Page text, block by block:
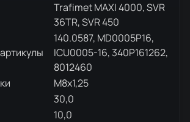
Trafimet MAXI 4000, SVR
36TR, SVR 450
140.0587, MD0005P16,
ICU0005-16, 340P161262,
8012460
M8x1,25
30,0
10,0